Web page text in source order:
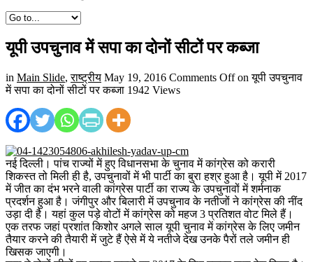
यूपी उपचुनाव में सपा का दोनों सीटों पर कब्जा
in Main Slide,राष्ट्रीय May 19, 2016 Comments Offon यूपी उपचुनाव
में सपा का दोनों सीटों पर कब्जा 1942 Views
नई दिल्ली। पांच राज्यों में हुए विधानसभा के चुनाव में कांग्रेस को करारी
शिकस्त तो मिली ही है, उपचुनावों में भी पार्टी का बुरा हश्र हुआ है। यूपी में 2017
में जीत का दंभ भरने वाली कांग्रेस पार्टी का राज्य के उपचुनावों में शर्मनाक
प्रदर्शन हुआ है। जंगीपुर और बिलारी में उपचुनाव के नतीजों ने कांग्रेस की नींद
उड़ा दी है। यहां कुल पड़े वोटों में कांग्रेस को महज 3 प्रतिशत वोट मिले हैं।
एक तरफ जहां प्रशांत किशोर अगले साल यूपी चुनाव में कांग्रेस के लिए जमीन
तैयार करने की तैयारी में जुटे हैं ऐसे में ये नतीजे देख उनके पैरों तले जमीन ही
खिसक जाएगी।